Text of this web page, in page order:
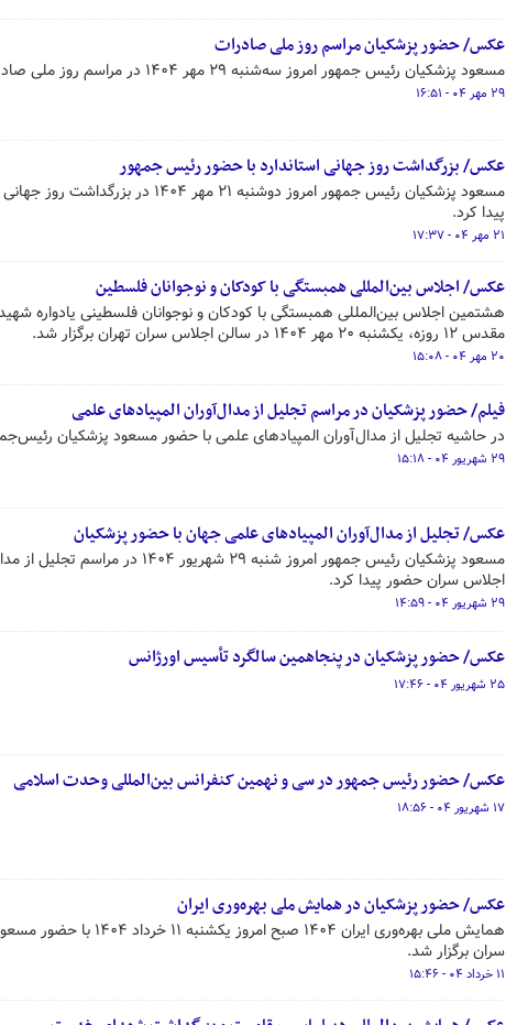
عکس/ حضور پزشکیان مراسم روز ملی صادرات
مسعود پزشکیان رئیس جمهور امروز سه‌شنبه ۲۹ مهر ۱۴۰۴ در مراسم روز ملی صادرات در سالن اجلاس سران حضور پیدا کرد.
۲۹ مهر ۰۴ - ۱۶:۵۱
عکس/ بزرگداشت روز جهانی استاندارد با حضور رئیس جمهور
مسعود پزشکیان رئیس جمهور امروز دوشنبه
پیدا کرد.
۲۱ مهر ۰۴ - ۱۷:۳۷
عکس/ اجلاس بین‌المللی همبستگی با کودکان و نوجوانان فلسطین
هشتمین اجلاس بین‌المللی همبستگی با کودکان و نوجوانان فلسطینی یادواره
مقدس ۱۲ روزه، یکشنبه ۲۰ مهر ۱۴۰۴ در سالن اجلاس سران تهران برگزار شد.
۲۰ مهر ۰۴ - ۱۵:۰۸
فیلم/ حضور پزشکیان در مراسم تجلیل از مدال‌آوران المپیادهای علمی
در حاشیه تجلیل از مدال‌آوران المپیادهای علمی با حضور مسعود پزشکیان
۲۹ شهریور ۰۴ - ۱۵:۱۸
عکس/ تجلیل از مدال‌آوران المپیادهای علمی جهان با حضور پزشکیان
مسعود پزشکیان رئیس جمهور امروز شنبه
اجلاس سران حضور پیدا کرد.
۲۹ شهریور ۰۴ - ۱۴:۵۹
عکس/ حضور پزشکیان در پنجاهمین سالگرد تأسیس اورژانس
۲۵ شهریور ۰۴ - ۱۷:۴۶
عکس/ حضور رئیس جمهور در سی و نهمین کنفرانس بین‌المللی وحدت اسلامی
۱۷ شهریور ۰۴ - ۱۸:۵۶
عکس/ حضور پزشکیان در همایش ملی بهره‌وری ایران
همایش ملی بهره‌وری ایران
سران برگزار شد.
۱۱ خرداد ۰۴ - ۱۵:۴۶